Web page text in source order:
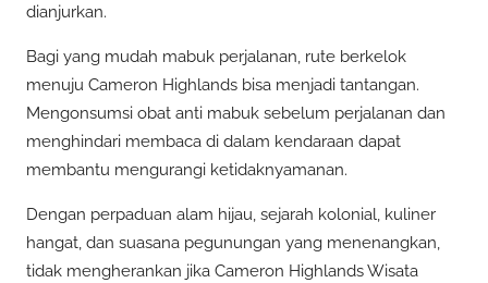
dianjurkan.
Bagi yang mudah mabuk perjalanan, rute berkelok
menuju Cameron Highlands bisa menjadi tantangan.
Mengonsumsi obat anti mabuk sebelum perjalanan dan
menghindari membaca di dalam kendaraan dapat
membantu mengurangi ketidaknyamanan.
Dengan perpaduan alam hijau, sejarah kolonial, kuliner
hangat, dan suasana pegunungan yang menenangkan,
tidak mengherankan jika Cameron Highlands Wisata